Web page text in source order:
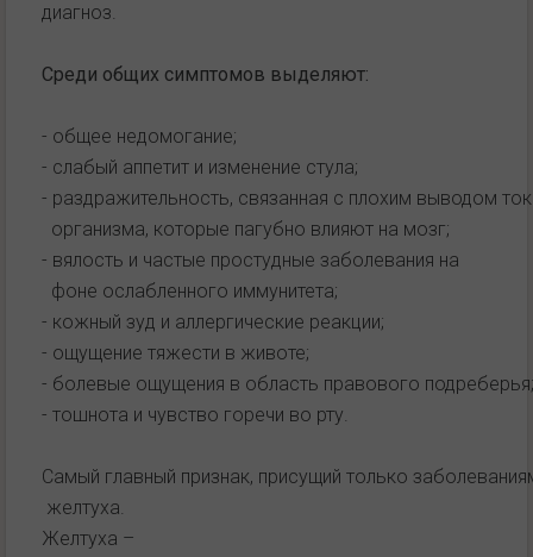
диагноз.
Среди общих симптомов выделяют:
- общее недомогание;
- слабый аппетит и изменение стула;
- раздражительность, связанная с плохим выводом
организма, которые пагубно влияют на мозг;
- вялость и частые простудные заболевания на
фоне ослабленного иммунитета;
- кожный зуд и аллергические реакции;
- ощущение тяжести в животе;
- болевые ощущения в область правового подреберья;
- тошнота и чувство горечи во рту.
Самый главный признак, присущий только
желтуха.
Желтуха –